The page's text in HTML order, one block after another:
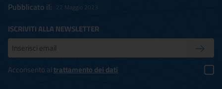
Pubblicato il: 22 Maggio 2023
ISCRIVITI ALLA NEWSLETTER
Inserisci la tua mail
Acconsento altrattamento dei dati